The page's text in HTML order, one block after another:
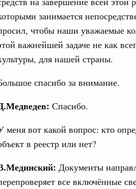
занимается
чтобы наши уважаемые
важнейшей задаче не как
для нашей страны.
спасибо за внимание.
Спасибо.
меня вот какой вопрос: кто
в реестр или нет?
Документы
все включённые